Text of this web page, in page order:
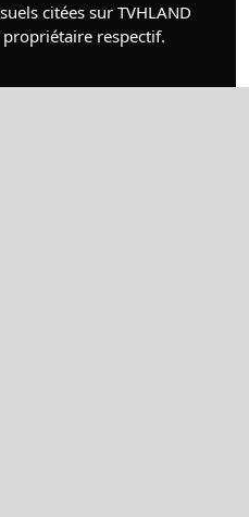
citées sur TVHLAND
respectif.